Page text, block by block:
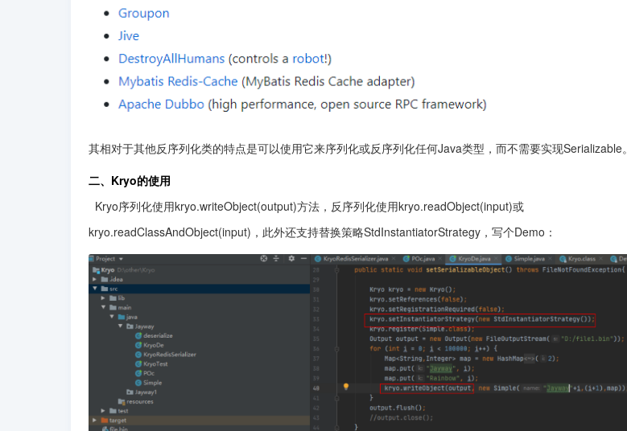
其相对于其他反序列化类的特点是可以使用它来序列化或反序列化任何Java类型，而不需要实现Serializable。
二、Kryo的使用
  Kryo序列化使用kryo.writeObject(output)方法，反序列化使用kryo.readObject(input)或
kryo.readClassAndObject(input)，此外还支持替换策略StdInstantiatorStrategy，写个Demo：